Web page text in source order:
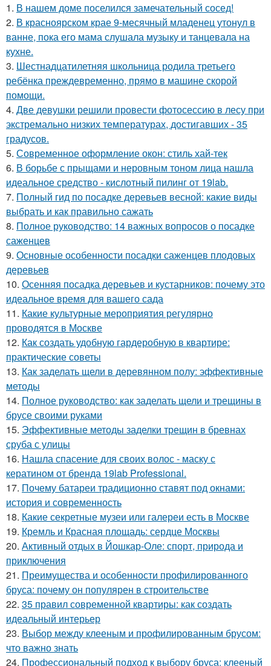
1. В нашем доме поселился замечательный сосед!
2. В красноярском крае 9-месячный младенец утонул в
ванне, пока его мама слушала музыку и танцевала на
кухне.
3. Шестнадцатилетняя школьница родила третьего
ребёнка преждевременно, прямо в машине скорой
помощи.
4. Две девушки решили провести фотосессию в лесу при
экстремально низких температурах, достигавших - 35
градусов.
5. Современное оформление окон: стиль хай-тек
6. В борьбе с прыщами и неровным тоном лица нашла
идеальное средство - кислотный пилинг от 19lab.
7. Полный гид по посадке деревьев весной: какие виды
выбрать и как правильно сажать
8. Полное руководство: 14 важных вопросов о посадке
саженцев
9. Основные особенности посадки саженцев плодовых
деревьев
10. Осенняя посадка деревьев и кустарников: почему это
идеальное время для вашего сада
11. Какие культурные мероприятия регулярно
проводятся в Москве
12. Как создать удобную гардеробную в квартире:
практические советы
13. Как заделать щели в деревянном полу: эффективные
методы
14. Полное руководство: как заделать щели и трещины в
брусе своими руками
15. Эффективные методы заделки трещин в бревнах
сруба с улицы
16. Нашла спасение для своих волос - маску с
кератином от бренда 19lab Professional.
17. Почему батареи традиционно ставят под окнами:
история и современность
18. Какие секретные музеи или галереи есть в Москве
19. Кремль и Красная площадь: сердце Москвы
20. Активный отдых в Йошкар-Оле: спорт, природа и
приключения
21. Преимущества и особенности профилированного
бруса: почему он популярен в строительстве
22. 35 правил современной квартиры: как создать
идеальный интерьер
23. Выбор между клееным и профилированным брусом:
что важно знать
24. Профессиональный подход к выбору бруса: клееный